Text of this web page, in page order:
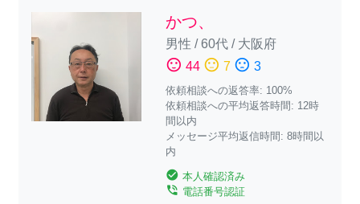
かつ、
男性 /60代/ 大阪府
sentiment_satisfied 44 sentiment_neutral 7 sentiment_dissatisfied 3
依頼相談への返答率: 100%
依頼相談への平均返答時間: 12時
間以内
メッセージ平均返信時間: 8時間以
内
check_circle 本人確認済み
phone_in_talk 電話番号認証